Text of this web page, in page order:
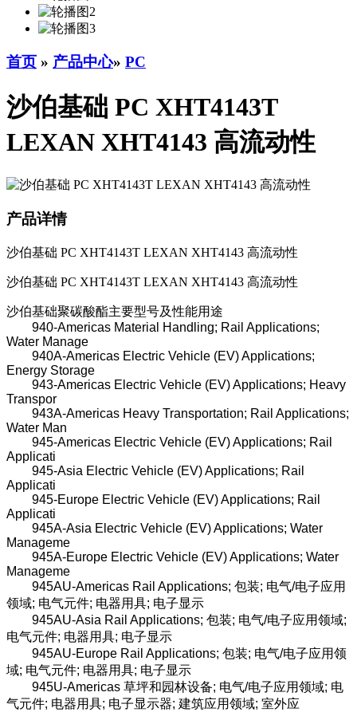
首页 » 产品中心» PC
沙伯基础 PC XHT4143T
LEXAN XHT4143 高流动性
产品详情
沙伯基础 PC XHT4143T LEXAN XHT4143 高流动性
沙伯基础 PC XHT4143T LEXAN XHT4143 高流动性
沙伯基础聚碳酸酯主要型号及性能用途
940-Americas Material Handling; Rail Applications;
Water Manage
940A-Americas Electric Vehicle (EV) Applications;
Energy Storage
943-Americas Electric Vehicle (EV) Applications; Heavy
Transpor
943A-Americas Heavy Transportation; Rail Applications;
Water Man
945-Americas Electric Vehicle (EV) Applications; Rail
Applicati
945-Asia Electric Vehicle (EV) Applications; Rail
Applicati
945-Europe Electric Vehicle (EV) Applications; Rail
Applicati
945A-Asia Electric Vehicle (EV) Applications; Water
Manageme
945A-Europe Electric Vehicle (EV) Applications; Water
Manageme
945AU-Americas Rail Applications; 包装; 电气/电子应用
领域; 电气元件; 电器用具; 电子显示
945AU-Asia Rail Applications; 包装; 电气/电子应用领域;
电气元件; 电器用具; 电子显示
945AU-Europe Rail Applications; 包装; 电气/电子应用领
域; 电气元件; 电器用具; 电子显示
945U-Americas 草坪和园林设备; 电气/电子应用领域; 电
气元件; 电器用具; 电子显示器; 建筑应用领域; 室外应